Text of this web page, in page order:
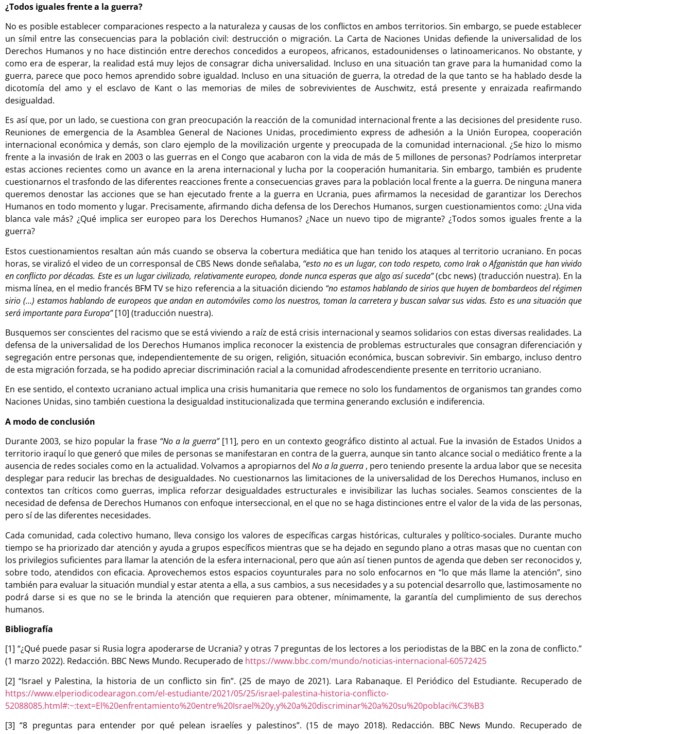
¿Todos iguales frente a la guerra?
No es posible establecer comparaciones respecto a la naturaleza y causas de los conflictos en ambos territorios. Sin embargo, se puede establecer
un símil entre las consecuencias para la población civil: destrucción o migración. La Carta de Naciones Unidas defiende la universalidad de los
Derechos Humanos y no hace distinción entre derechos concedidos a europeos, africanos, estadounidenses o latinoamericanos. No obstante, y
como era de esperar, la realidad está muy lejos de consagrar dicha universalidad. Incluso en una situación tan grave para la humanidad como la
guerra, parece que poco hemos aprendido sobre igualdad. Incluso en una situación de guerra, la otredad de la que tanto se ha hablado desde la
dicotomía del amo y el esclavo de Kant o las memorias de miles de sobrevivientes de Auschwitz, está presente y enraizada reafirmando
desigualdad.
Es así que, por un lado, se cuestiona con gran preocupación la reacción de la comunidad internacional frente a las decisiones del presidente ruso.
Reuniones de emergencia de la Asamblea General de Naciones Unidas, procedimiento express de adhesión a la Unión Europea, cooperación
internacional económica y demás, son claro ejemplo de la movilización urgente y preocupada de la comunidad internacional. ¿Se hizo lo mismo
frente a la invasión de Irak en 2003 o las guerras en el Congo que acabaron con la vida de más de 5 millones de personas? Podríamos interpretar
estas acciones recientes como un avance en la arena internacional y lucha por la cooperación humanitaria. Sin embargo, también es prudente
cuestionarnos el trasfondo de las diferentes reacciones frente a consecuencias graves para la población local frente a la guerra. De ninguna manera
queremos denostar las acciones que se han ejecutado frente a la guerra en Ucrania, pues afirmamos la necesidad de garantizar los Derechos
Humanos en todo momento y lugar. Precisamente, afirmando dicha defensa de los Derechos Humanos, surgen cuestionamientos como: ¿Una vida
blanca vale más? ¿Qué implica ser europeo para los Derechos Humanos? ¿Nace un nuevo tipo de migrante? ¿Todos somos iguales frente a la
guerra?
Estos cuestionamientos resaltan aún más cuando se observa la cobertura mediática que han tenido los ataques al territorio ucraniano. En pocas
horas, se viralizó el video de un corresponsal de CBS News donde señalaba, “esto no es un lugar, con todo respeto, como Irak o Afganistán que han vivido
en conflicto por décadas. Este es un lugar civilizado, relativamente europeo, donde nunca esperas que algo así suceda”(cbc news) (traducción nuestra). En la
misma línea, en el medio francés BFM TV se hizo referencia a la situación diciendo “no estamos hablando de sirios que huyen de bombardeos del régimen
sirio (…) estamos hablando de europeos que andan en automóviles como los nuestros, toman la carretera y buscan salvar sus vidas. Esto es una situación que
será importante para Europa”[10] (traducción nuestra).
Busquemos ser conscientes del racismo que se está viviendo a raíz de está crisis internacional y seamos solidarios con estas diversas realidades. La
defensa de la universalidad de los Derechos Humanos implica reconocer la existencia de problemas estructurales que consagran diferenciación y
segregación entre personas que, independientemente de su origen, religión, situación económica, buscan sobrevivir. Sin embargo, incluso dentro
de esta migración forzada, se ha podido apreciar discriminación racial a la comunidad afrodescendiente presente en territorio ucraniano.
En ese sentido, el contexto ucraniano actual implica una crisis humanitaria que remece no solo los fundamentos de organismos tan grandes como
Naciones Unidas, sino también cuestiona la desigualdad institucionalizada que termina generando exclusión e indiferencia.
A modo de conclusión
Durante 2003, se hizo popular la frase “No a la guerra” [11], pero en un contexto geográfico distinto al actual. Fue la invasión de Estados Unidos a
territorio iraquí lo que generó que miles de personas se manifestaran en contra de la guerra, aunque sin tanto alcance social o mediático frente a la
ausencia de redes sociales como en la actualidad. Volvamos a apropiarnos del No a la guerra , pero teniendo presente la ardua labor que se necesita
desplegar para reducir las brechas de desigualdades. No cuestionarnos las limitaciones de la universalidad de los Derechos Humanos, incluso en
contextos tan críticos como guerras, implica reforzar desigualdades estructurales e invisibilizar las luchas sociales. Seamos conscientes de la
necesidad de defensa de Derechos Humanos con enfoque interseccional, en el que no se haga distinciones entre el valor de la vida de las personas,
pero sí de las diferentes necesidades.
Cada comunidad, cada colectivo humano, lleva consigo los valores de específicas cargas históricas, culturales y político-sociales. Durante mucho
tiempo se ha priorizado dar atención y ayuda a grupos específicos mientras que se ha dejado en segundo plano a otras masas que no cuentan con
los privilegios suficientes para llamar la atención de la esfera internacional, pero que aún así tienen puntos de agenda que deben ser reconocidos y,
sobre todo, atendidos con eficacia. Aprovechemos estos espacios coyunturales para no solo enfocarnos en “lo que más llame la atención”, sino
también para evaluar la situación mundial y estar atenta a ella, a sus cambios, a sus necesidades y a su potencial desarrollo que, lastimosamente no
podrá darse si es que no se le brinda la atención que requieren para obtener, mínimamente, la garantía del cumplimiento de sus derechos
humanos.
Bibliografía
[1] “¿Qué puede pasar si Rusia logra apoderarse de Ucrania? y otras 7 preguntas de los lectores a los periodistas de la BBC en la zona de conflicto.”
(1 marzo 2022). Redacción. BBC News Mundo. Recuperado de https://www.bbc.com/mundo/noticias-internacional-60572425
[2] “Israel y Palestina, la historia de un conflicto sin fin”. (25 de mayo de 2021). Lara Rabanaque. El Periódico del Estudiante. Recuperado de
https://www.elperiodicodearagon.com/el-estudiante/2021/05/25/israel-palestina-historia-conflicto-
52088085.html#:~:text=El%20enfrentamiento%20entre%20Israel%20y,y%20a%20discriminar%20a%20su%20poblaci%C3%B3
[3] “8 preguntas para entender por qué pelean israelíes y palestinos”. (15 de mayo 2018). Redacción. BBC News Mundo. Recuperado de